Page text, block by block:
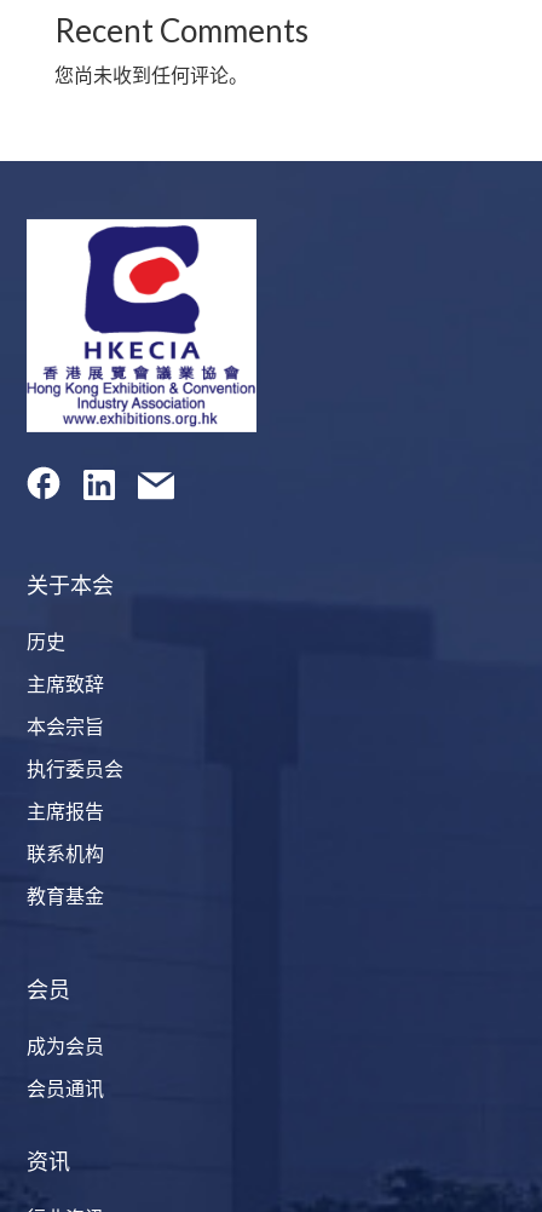
Recent Comments
您尚未收到任何评论。
关于本会
历史
主席致辞
本会宗旨
执行委员会
主席报告
联系机构
教育基金
会员
成为会员
会员通讯
资讯